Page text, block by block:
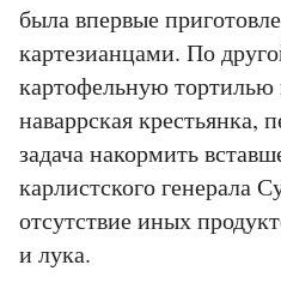
была впервые
картезианцами. По
картофельную
наваррская крестьянка,
задача накормить
карлистского генерала
отсутствие иных
и лука.